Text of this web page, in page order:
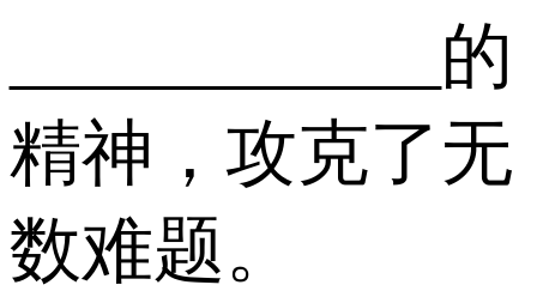
____________的
精神，攻克了无
数难题。